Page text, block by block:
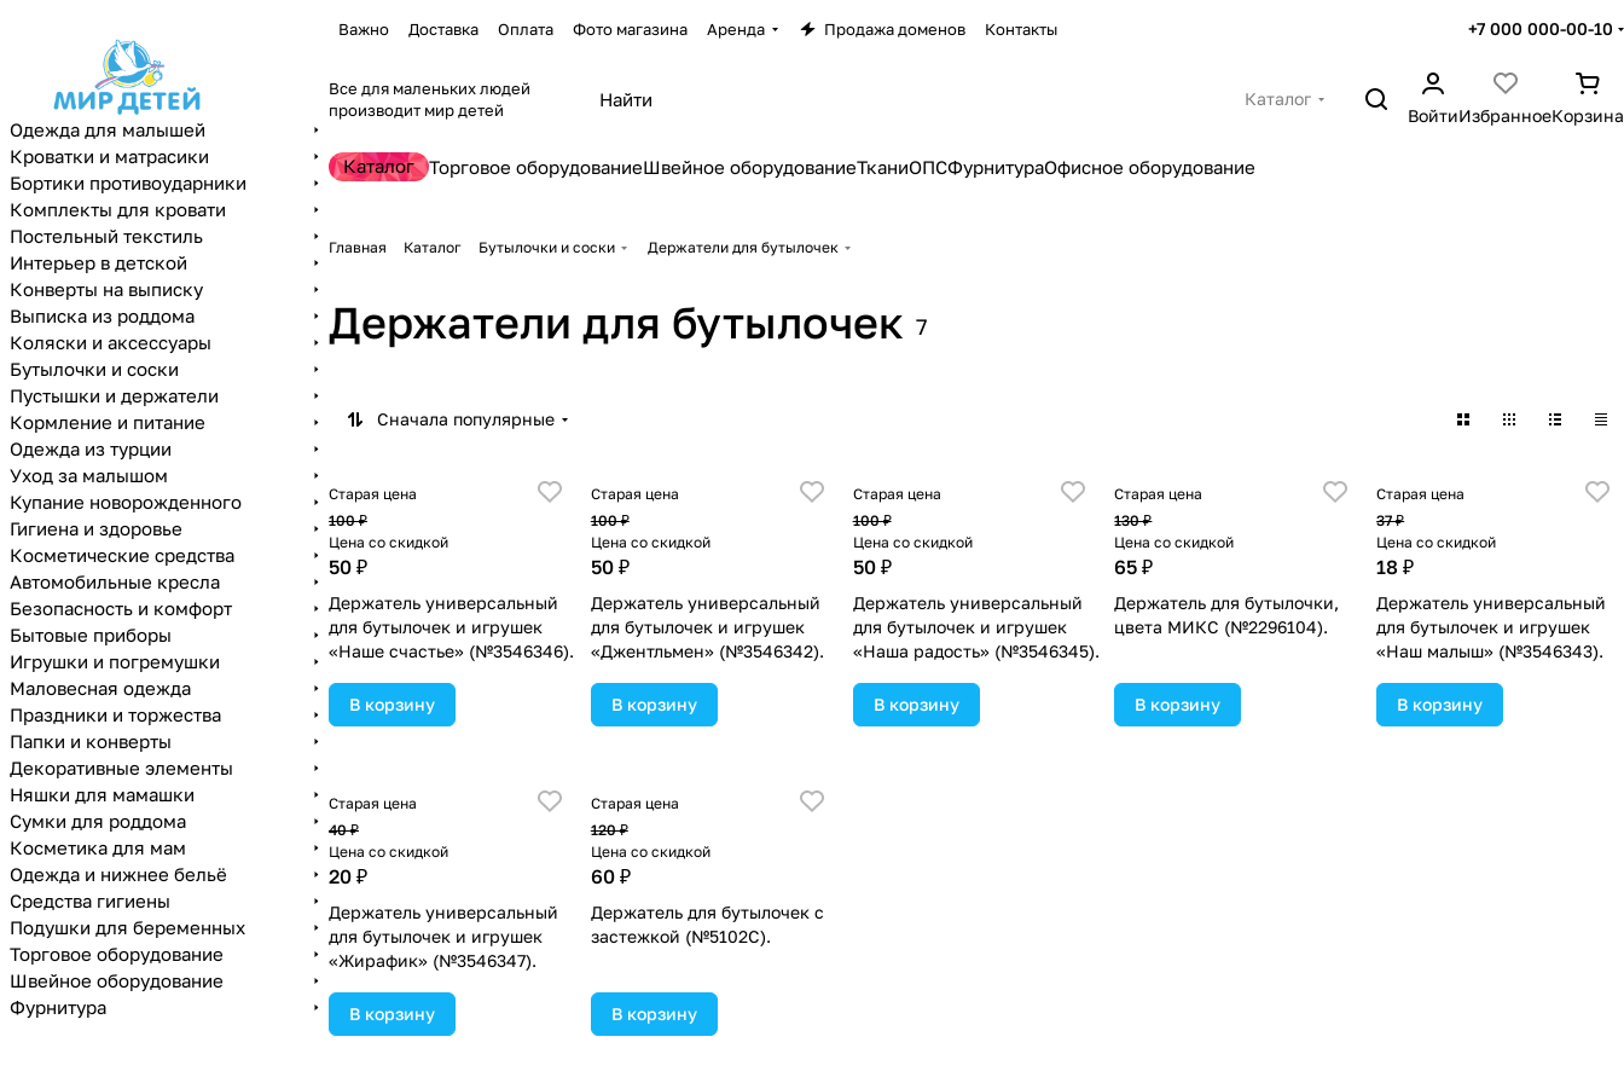
Важно Доставка Оплата Фото магазина Аренда Продажа доменов Контакты +7 000 000-00-10
Все для маленьких людей
производит мир детей
Каталог
ВойтиИзбранноеКорзина
Каталог Торговое оборудованиеШвейное оборудованиеТканиОПСФурнитураОфисное оборудование
Главная Каталог Бутылочки и соски Держатели для бутылочек
Держатели для бутылочек 7
Сначала популярные
Старая цена
100 ₽
Цена со скидкой
50 ₽
Держатель универсальный
для бутылочек и игрушек
«Наше счастье» (№3546346).
В корзину
Старая цена
100 ₽
Цена со скидкой
50 ₽
Держатель универсальный
для бутылочек и игрушек
«Джентльмен» (№3546342).
В корзину
Старая цена
100 ₽
Цена со скидкой
50 ₽
Держатель универсальный
для бутылочек и игрушек
«Наша радость» (№3546345).
В корзину
Старая цена
130 ₽
Цена со скидкой
65 ₽
Держатель для бутылочки,
цвета МИКС (№2296104).
В корзину
Старая цена
37 ₽
Цена со скидкой
18 ₽
Держатель универсальный
для бутылочек и игрушек
«Наш малыш» (№3546343).
В корзину
Старая цена
40 ₽
Цена со скидкой
20 ₽
Держатель универсальный
для бутылочек и игрушек
«Жирафик» (№3546347).
В корзину
Старая цена
120 ₽
Цена со скидкой
60 ₽
Держатель для бутылочек с
застежкой (№5102С).
В корзину
Одежда для малышей
Кроватки и матрасики
Бортики противоударники
Комплекты для кровати
Постельный текстиль
Интерьер в детской
Конверты на выписку
Выписка из роддома
Коляски и аксессуары
Бутылочки и соски
Пустышки и держатели
Кормление и питание
Одежда из турции
Уход за малышом
Купание новорожденного
Гигиена и здоровье
Косметические средства
Автомобильные кресла
Безопасность и комфорт
Бытовые приборы
Игрушки и погремушки
Маловесная одежда
Праздники и торжества
Папки и конверты
Декоративные элементы
Няшки для мамашки
Сумки для роддома
Косметика для мам
Одежда и нижнее бельё
Средства гигиены
Подушки для беременных
Торговое оборудование
Швейное оборудование
Фурнитура